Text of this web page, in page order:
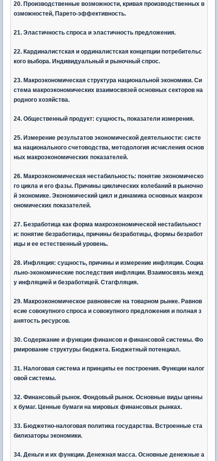
20. Производственные возможности, кривая производственных в
озможностей, Парето-эффективность.
21. Эластичность спроса и эластичность предложения.
22. Кардиналистская и ординалистская концепции потребительс
кого выбора. Индивидуальный и рыночный спрос.
23. Макроэкономическая структура национальной экономики. Си
стема макроэкономических взаимосвязей основных секторов на
родного хозяйства.
24. Общественный продукт: сущность, показатели измерения.
25. Измерение результатов экономической деятельности: систе
ма национального счетоводства, методология исчисления основ
ных макроэкономических показателей.
26. Макроэкономическая нестабильность: понятие экономическо
го цикла и его фазы. Причины циклических колебаний в рыночно
й экономике. Экономический цикл и динамика основных макроэк
ономических показателей.
27. Безработица как форма макроэкономической нестабильност
и: понятие безработицы, причины безработицы, формы безработ
ицы и ее естественный уровень.
28. Инфляция: сущность, причины и измерение инфляции. Социа
льно-экономические последствия инфляции. Взаимосвязь межд
у инфляцией и безработицей. Стагфляция.
29. Макроэкономическое равновесие на товарном рынке. Равнов
есие совокупного спроса и совокупного предложения и полная з
анятость ресурсов.
30. Содержание и функции финансов и финансовой системы. Фо
рмирование структуры бюджета. Бюджетный потенциал.
31. Налоговая система и принципы ее построения. Функции налог
овой системы.
32. Финансовый рынок. Фондовый рынок. Основные виды ценны
х бумаг. Ценные бумаги на мировых финансовых рынках.
33. Бюджетно-налоговая политика государства. Встроенные ста
билизаторы экономики.
34. Деньги и их функции. Денежная масса. Основные денежные а